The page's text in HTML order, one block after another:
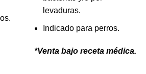
levaduras.
Indicado para perros.
*Venta bajo receta médica.